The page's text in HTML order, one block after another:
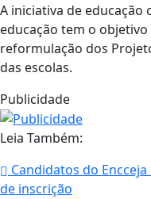
A iniciativa de
educação tem o
reformulação dos
das escolas.
Publicidade
Leia Também:
Candidatos do
de inscrição